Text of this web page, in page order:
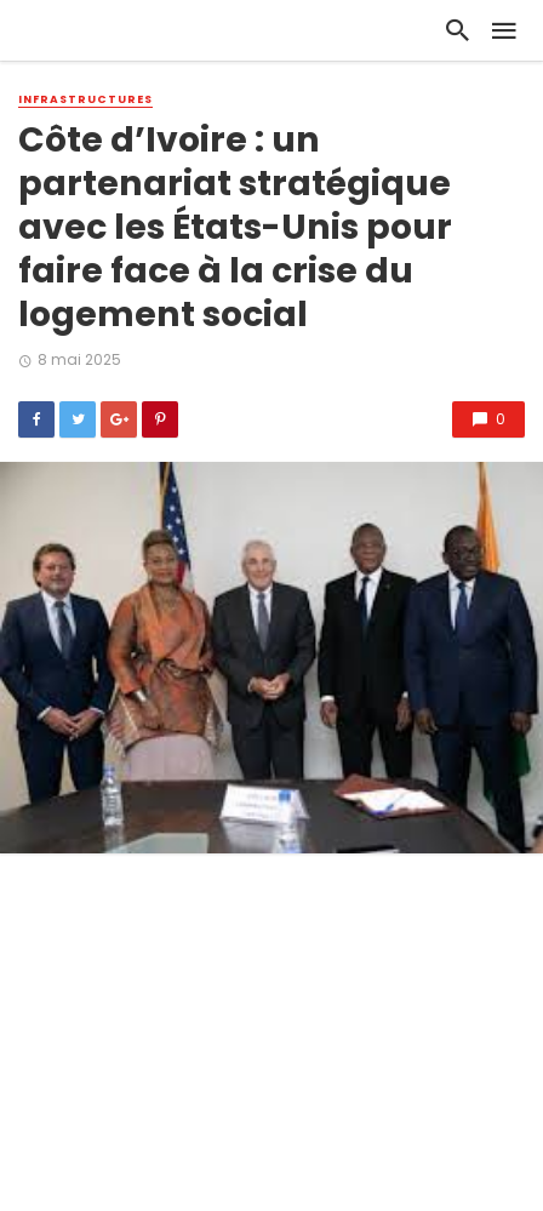
INFRASTRUCTURES
Côte d’Ivoire : un
partenariat stratégique
avec les États-Unis pour
faire face à la crise du
logement social
8 mai 2025
0